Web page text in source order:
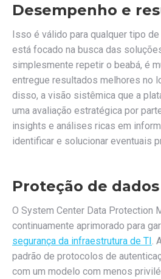
Desempenho e
Isso é válido para qualquer tipo
está focado na busca das
simplesmente repetir o beabá, é
entregue resultados melhores no
disso, a visão sistêmica que a
uma avaliação estratégica por
insights e análises ricas em
identificar e solucionar eventuais
Proteção de dados
O System Center Data Protection
continuamente aprimorado para
segurança da infraestrutura de TI.
padrão de protocolos de
com um modelo com menos